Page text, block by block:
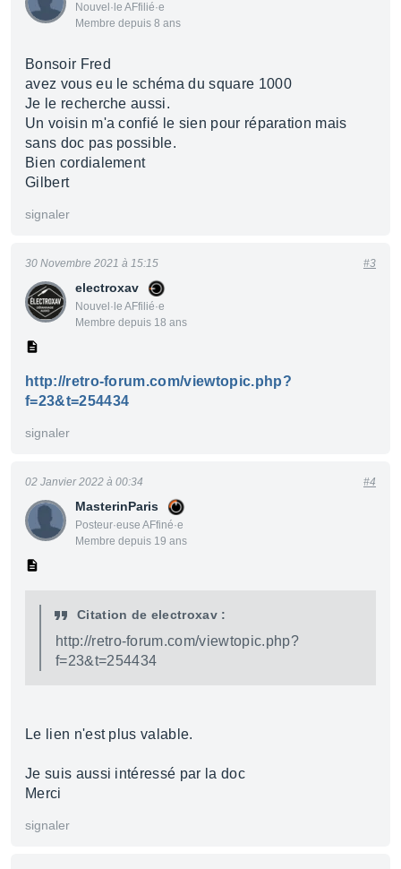
Nouvel·le AFfilié·e
Membre depuis 8 ans
Bonsoir Fred
avez vous eu le schéma du square 1000
Je le recherche aussi.
Un voisin m'a confié le sien pour réparation mais
sans doc pas possible.
Bien cordialement
Gilbert
signaler
electroxav
Nouvel·le AFfilié·e
Membre depuis 18 ans
30 Novembre 2021 à 15:15 #3
http://retro-forum.com/viewtopic.php?
f=23&t=254434
signaler
MasterinParis
Posteur·euse AFfiné·e
Membre depuis 19 ans
02 Janvier 2022 à 00:34 #4
Citation de electroxav :
http://retro-forum.com/viewtopic.php?
f=23&t=254434
Le lien n'est plus valable.
Je suis aussi intéressé par la doc
Merci
signaler